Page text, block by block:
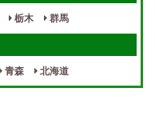
備
後店泊OK
待機OK
栃木 群馬
青森 北海道